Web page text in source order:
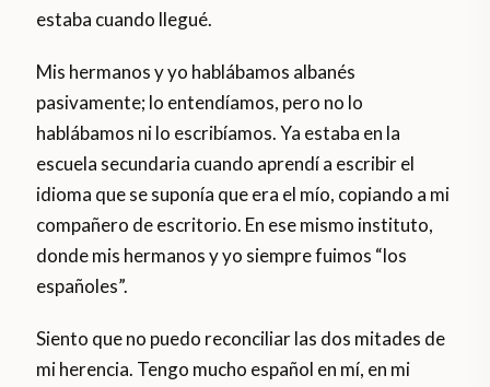
estaba cuando llegué.
Mis hermanos y yo hablábamos albanés
pasivamente; lo entendíamos, pero no lo
hablábamos ni lo escribíamos. Ya estaba en la
escuela secundaria cuando aprendí a escribir el
idioma que se suponía que era el mío, copiando a mi
compañero de escritorio. En ese mismo instituto,
donde mis hermanos y yo siempre fuimos “los
españoles”.
Siento que no puedo reconciliar las dos mitades de
mi herencia. Tengo mucho español en mí, en mi